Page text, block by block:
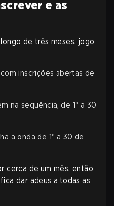
e as
de três meses, jogo
inscrições abertas de
na sequência, de 1º a 30
a onda de 1º a 30 de
cerca de um mês, então
dar adeus a todas as